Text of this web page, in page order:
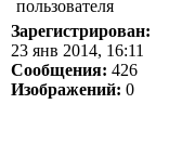
Зарегистрирован:
23 янв 2014, 16:11
Сообщения: 426
Изображений: 0